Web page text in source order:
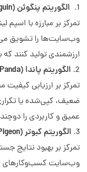
الگوریتم پنگوئن (Penguin):
تمرکز بر مبارزه با
وب‌سایت‌ها را تشویق
ارزشمندی تولید کنند
الگوریتم پاندا (Panda):
تمرکز بر ارزیابی
ضعیف، کپی‌شده یا
عمیق و کاربردی را
الگوریتم کبوتر (Pigeon):
وب‌سایت‌ کسب‌وکارهای